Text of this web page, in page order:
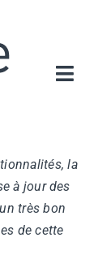
Toggle
la
à jour des
très bon
de cette